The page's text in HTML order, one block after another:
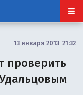
13 января 2013 21:32
проверить